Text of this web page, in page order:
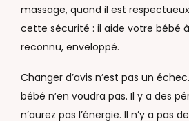
massage, quand il est
cette sécurité : il aide votre bébé
reconnu, enveloppé.
Changer d’avis n’est pas un
bébé n’en voudra pas. Il y a des
n’aurez pas l’énergie. Il n’y a pas